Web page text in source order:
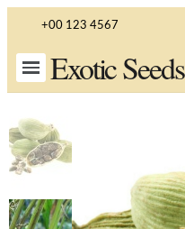
+00 123 4567
Exotic Seeds